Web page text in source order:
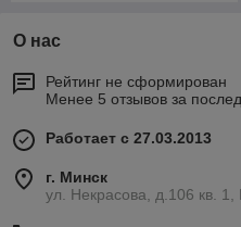
О нас
Рейтинг не сформирован
Менее 5 отзывов за
Работает с 27.03.2013
г. Минск
ул. Некрасова, д.106 кв.